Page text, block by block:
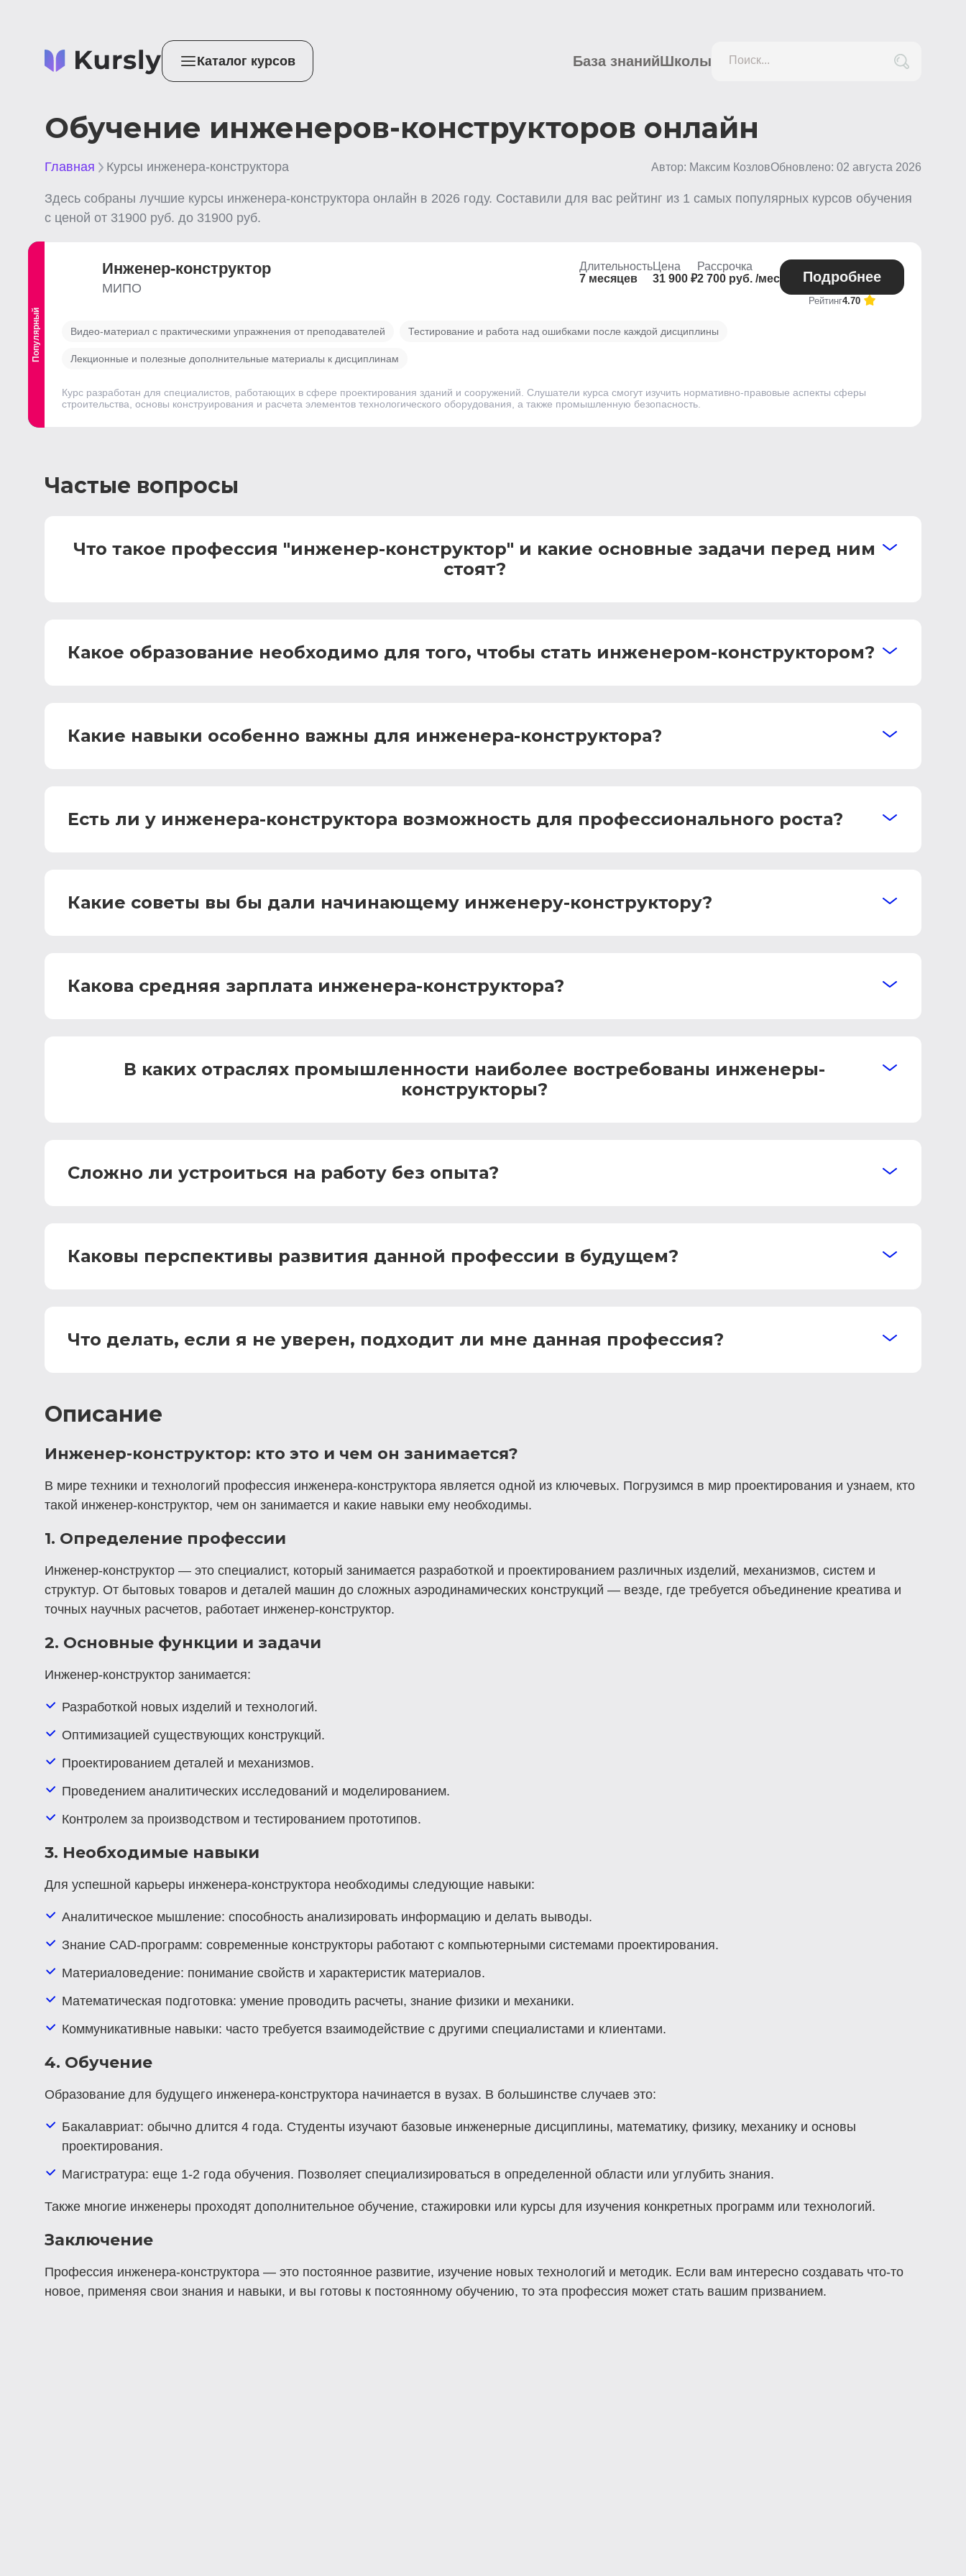
Каталог курсов База знанийШколы Поиск...
Обучение инженеров-конструкторов онлайн
Главная Курсы инженера-конструктора Автор: Максим КозловОбновлено: 02 августа 2026
Здесь собраны лучшие курсы инженера-конструктора онлайн в 2026 году. Составили для вас рейтинг из 1 самых популярных курсов обучения
с ценой от 31900 руб. до 31900 руб.
Выгодный
Популярный
Инженер-конструктор
МИПО
Длительность
7 месяцев
Цена
31 900 ₽
Рассрочка
2 700 руб. /мес
Подробнее
Рейтинг4.70
Видео-материал с практическими упражнения от преподавателей Тестирование и работа над ошибками после каждой дисциплины
Лекционные и полезные дополнительные материалы к дисциплинам
Курс разработан для специалистов, работающих в сфере проектирования зданий и сооружений. Слушатели курса смогут изучить нормативно-правовые аспекты сферы
строительства, основы конструирования и расчета элементов технологического оборудования, а также промышленную безопасность.
Частые вопросы
Что такое профессия "инженер-конструктор" и какие основные задачи перед ним
стоят?
Какое образование необходимо для того, чтобы стать инженером-конструктором?
Какие навыки особенно важны для инженера-конструктора?
Есть ли у инженера-конструктора возможность для профессионального роста?
Какие советы вы бы дали начинающему инженеру-конструктору?
Какова средняя зарплата инженера-конструктора?
В каких отраслях промышленности наиболее востребованы инженеры-
конструкторы?
Сложно ли устроиться на работу без опыта?
Каковы перспективы развития данной профессии в будущем?
Что делать, если я не уверен, подходит ли мне данная профессия?
Описание
Инженер-конструктор: кто это и чем он занимается?
В мире техники и технологий профессия инженера-конструктора является одной из ключевых. Погрузимся в мир проектирования и узнаем, кто
такой инженер-конструктор, чем он занимается и какие навыки ему необходимы.
1. Определение профессии
Инженер-конструктор — это специалист, который занимается разработкой и проектированием различных изделий, механизмов, систем и
структур. От бытовых товаров и деталей машин до сложных аэродинамических конструкций — везде, где требуется объединение креатива и
точных научных расчетов, работает инженер-конструктор.
2. Основные функции и задачи
Инженер-конструктор занимается:
Разработкой новых изделий и технологий.
Оптимизацией существующих конструкций.
Проектированием деталей и механизмов.
Проведением аналитических исследований и моделированием.
Контролем за производством и тестированием прототипов.
3. Необходимые навыки
Для успешной карьеры инженера-конструктора необходимы следующие навыки:
Аналитическое мышление: способность анализировать информацию и делать выводы.
Знание CAD-программ: современные конструкторы работают с компьютерными системами проектирования.
Материаловедение: понимание свойств и характеристик материалов.
Математическая подготовка: умение проводить расчеты, знание физики и механики.
Коммуникативные навыки: часто требуется взаимодействие с другими специалистами и клиентами.
4. Обучение
Образование для будущего инженера-конструктора начинается в вузах. В большинстве случаев это:
Бакалавриат: обычно длится 4 года. Студенты изучают базовые инженерные дисциплины, математику, физику, механику и основы
проектирования.
Магистратура: еще 1-2 года обучения. Позволяет специализироваться в определенной области или углубить знания.
Также многие инженеры проходят дополнительное обучение, стажировки или курсы для изучения конкретных программ или технологий.
Заключение
Профессия инженера-конструктора — это постоянное развитие, изучение новых технологий и методик. Если вам интересно создавать что-то
новое, применяя свои знания и навыки, и вы готовы к постоянному обучению, то эта профессия может стать вашим призванием.